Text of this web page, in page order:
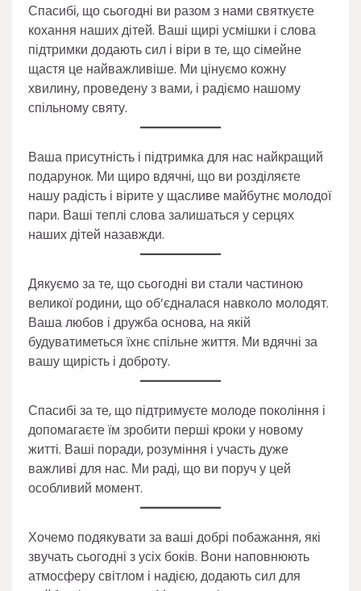
Спасибі, що сьогодні ви разом з нами святкуєте
кохання наших дітей. Ваші щирі усмішки і слова
підтримки додають сил і віри в те, що сімейне
щастя це найважливіше. Ми цінуємо кожну
хвилину, проведену з вами, і радіємо нашому
спільному святу.
Ваша присутність і підтримка для нас найкращий
подарунок. Ми щиро вдячні, що ви розділяєте
нашу радість і вірите у щасливе майбутнє молодої
пари. Ваші теплі слова залишаться у серцях
наших дітей назавжди.
Дякуємо за те, що сьогодні ви стали частиною
великої родини, що об’єдналася навколо молодят.
Ваша любов і дружба основа, на якій
будуватиметься їхнє спільне життя. Ми вдячні за
вашу щирість і доброту.
Спасибі за те, що підтримуєте молоде покоління і
допомагаєте їм зробити перші кроки у новому
житті. Ваші поради, розуміння і участь дуже
важливі для нас. Ми раді, що ви поруч у цей
особливий момент.
Хочемо подякувати за ваші добрі побажання, які
звучать сьогодні з усіх боків. Вони наповнюють
атмосферу світлом і надією, додають сил для